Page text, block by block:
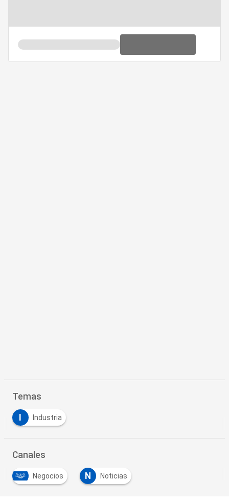
Temas
Industria
Canales
Negocios N Noticias